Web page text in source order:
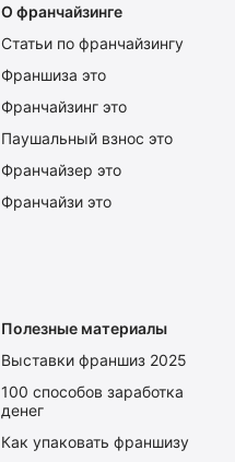
О франчайзинге
Статьи по франчайзингу
Франшиза это
Франчайзинг это
Паушальный взнос это
Франчайзер это
Франчайзи это
Полезные материалы
Выставки франшиз 2025
100 способов заработка
денег
Как упаковать франшизу